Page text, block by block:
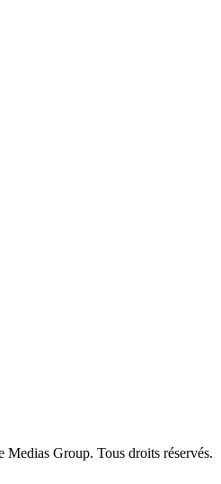
Group. Tous droits réservés.